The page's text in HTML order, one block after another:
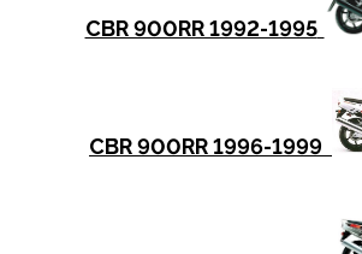
CBR 900RR 1992-1995
CBR 900RR 1996-1999